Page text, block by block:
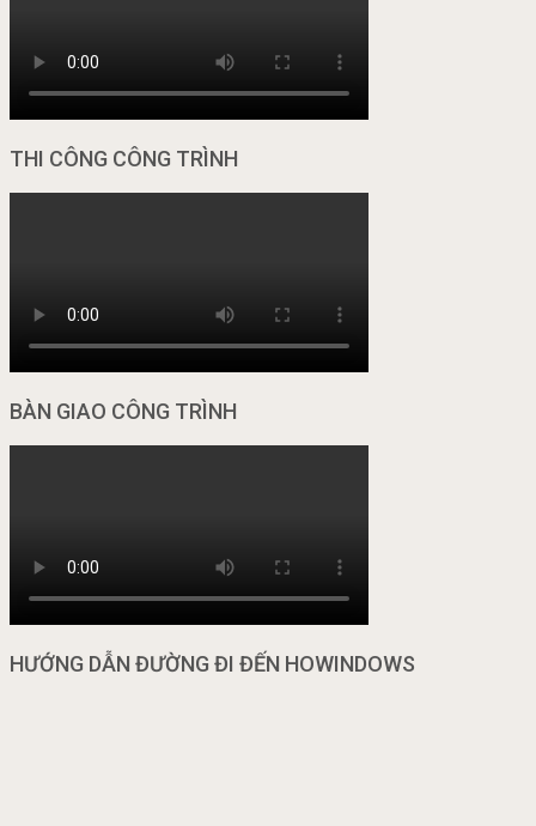
THI CÔNG CÔNG TRÌNH
BÀN GIAO CÔNG TRÌNH
HƯỚNG DẪN ĐƯỜNG ĐI ĐẾN HOWINDOWS